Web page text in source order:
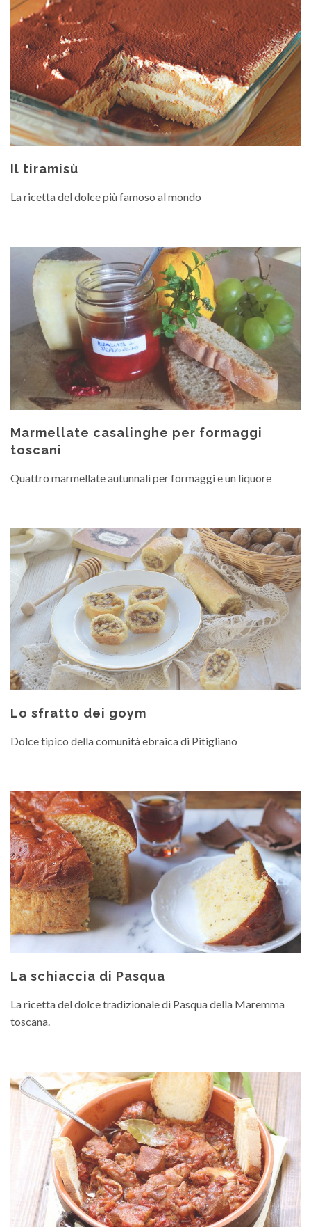
Il tiramisù
La ricetta del dolce più famoso al mondo
Marmellate casalinghe per formaggi
toscani
Quattro marmellate autunnali per formaggi e un liquore
Lo sfratto dei goym
Dolce tipico della comunità ebraica di Pitigliano
La schiaccia di Pasqua
La ricetta del dolce tradizionale di Pasqua della Maremma
toscana.